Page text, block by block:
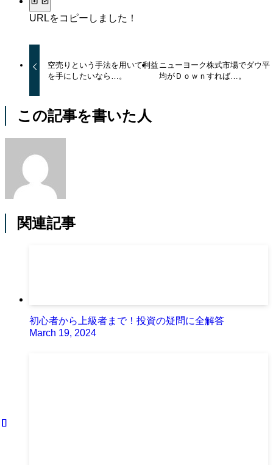
URLをコピーしました！
空売りという手法を用いて利益
を手にしたいなら…。
ニューヨーク株式市場でダウ平
均がＤｏｗｎすれば…。
この記事を書いた人
関連記事
初心者から上級者まで！投資の疑問に全解答
March 19, 2024